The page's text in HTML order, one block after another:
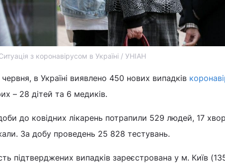
з коронавірусом в Україні / УНІАН
в Україні виявлено 450 нових випадків
– 28 дітей та 6 медиків.
до ковідних лікарень потрапили 529 людей, 17
За добу проведень 25 828 тестувань.
підтверджених випадків зареєстрована у м. Київ